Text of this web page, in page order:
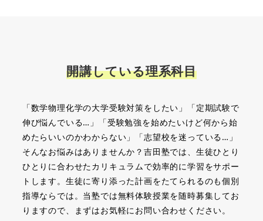
開講している理系科目
「数学物理化学の大学受験対策をしたい」「定期試験で
伸び悩んでいる…」「受験勉強を始めたいけど何から始
めたらいいのかわからない」「志望校を迷っている…」
そんなお悩みはありませんか？吉田塾では、生徒ひとり
ひとりに合わせたカリキュラムで効率的に学習をサポー
トします。生徒に寄り添った計画をたてられるのも個別
指導ならでは。当塾では無料体験授業を随時募集してお
りますので、まずはお気軽にお問い合わせください。